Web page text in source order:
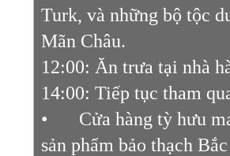
Turk, và những bộ tộc
Mãn Châu.
12:00: Ăn trưa tại nhà
14:00: Tiếp tục tham
•
Cửa hàng tỳ hưu
sản phẩm bảo thạch